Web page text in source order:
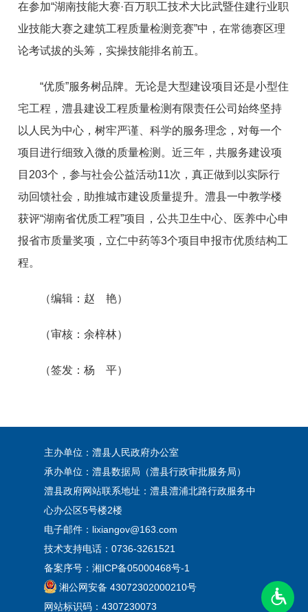
在参加“湖南技能大赛·百万职工技术大比武暨住建行业职
业技能大赛之建筑工程质量检测竞赛”中，在常德赛区理
论考试拔的头筹，实操技能排名前五。
“优质”服务树品牌。无论是大型建设项目还是小型住
宅工程，澧县建设工程质量检测有限责任公司始终坚持
以人民为中心，树牢严谨、科学的服务理念，对每一个
项目进行细致入微的质量检测。近三年，共服务建设项
目203个，参与社会公益活动11次，真正做到以实际行
动回馈社会，助推城市建设质量提升。澧县一中教学楼
获评“湖南省优质工程”项目，公共卫生中心、医养中心申
报省市质量奖项，立仁中药等3个项目申报市优质结构工
程。
（编辑：赵 艳）
（审核：余梓林）
（签发：杨 平）
主办单位：澧县人民政府办公室
承办单位：澧县数据局（澧县行政审批服务局）
澧县政府网站联系地址：澧县澧浦北路行政服务中
心办公区5号楼2楼
电子邮件：lixiangov@163.com
技术支持电话：0736-3261521
备案序号： 湘ICP备05000468号-1
湘公网安备 43072302000210号
网站标识码：4307230073